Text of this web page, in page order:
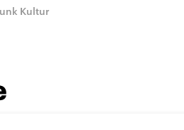
Kultur